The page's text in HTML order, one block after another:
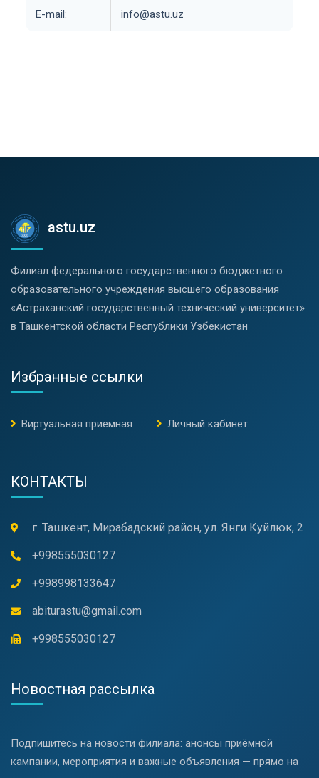
Е-mail: info@astu.uz
astu.uz
Филиал федерального государственного бюджетного
образовательного учреждения высшего образования
«Астраханский государственный технический университет»
в Ташкентской области Республики Узбекистан
Избранные ссылки
Виртуальная приемная Личный кабинет
КОНТАКТЫ
г. Ташкент, Мирабадский район, ул. Янги Куйлюк, 2
+998555030127
+998998133647
abiturastu@gmail.com
+998555030127
Новостная рассылка
Подпишитесь на новости филиала: анонсы приёмной
кампании, мероприятия и важные объявления — прямо на